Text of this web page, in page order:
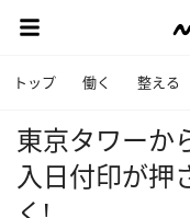
トップ 働く 整える
東京タワーか
入日付印が押